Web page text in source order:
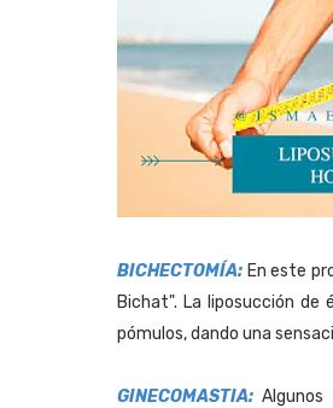
BICHECTOMÍA: En este
Bichat". La liposucción
pómulos, dando una
GINECOMASTIA: